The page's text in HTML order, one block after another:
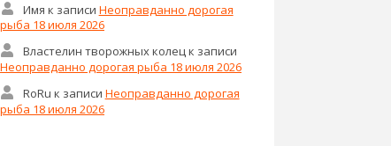
Имя к записи Неоправданно дорогая
рыба 18 июля 2026
Властелин творожных колецк записи
Неоправданно дорогая рыба 18 июля 2026
RoRu к записи Неоправданно дорогая
рыба 18 июля 2026